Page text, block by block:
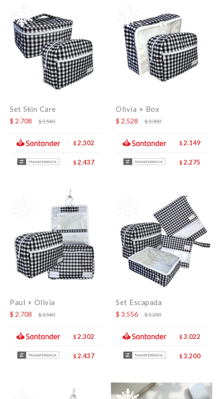
Set Skin Care
$ 2.708 $3.540
$ 2.302
$ 2.437
Olivia + Box
$ 2.528 $3.380
$ 2.149
$ 2.275
Paul + Olivia
$ 2.708 $3.540
$ 2.302
$ 2.437
Set Escapada
$ 3.556 $5.230
$ 3.022
$ 3.200